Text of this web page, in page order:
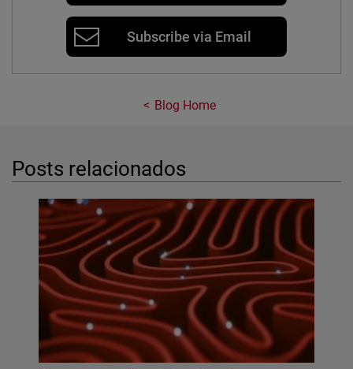
Subscribe via Email
Blog Home
Posts relacionados